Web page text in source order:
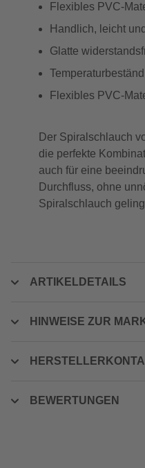
Flexibles PVC-
Handlich, leicht
Glatte
Flexibles PVC-
Der Spiralschlauch
die perfekte
auch für eine
Durchfluss, ohne
Spiralschlauch
ARTIKELDETAILS
HINWEISE ZUR
BEWERTUNGEN